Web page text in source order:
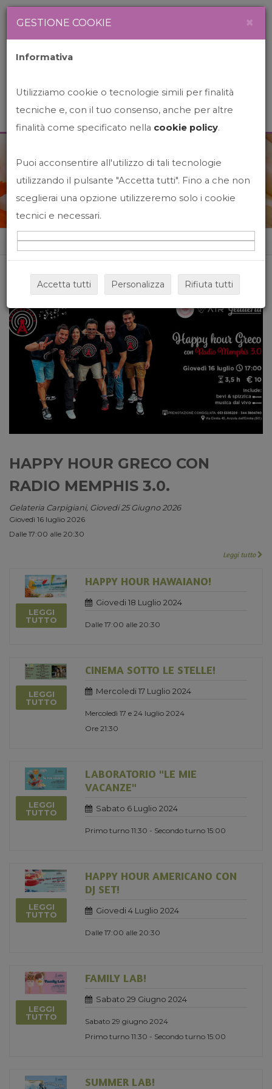
News&Events
Home News&events
HAPPY HOUR GRECO CON
RADIO MEMPHIS 3.0.
Gelateria Carpigiani, Giovedi 25 Giugno 2026
Giovedì 16 luglio 2026
Dalle 17:00 alle 20:30
Leggi tutto
LEGGI
TUTTO
HAPPY HOUR HAWAIANO!
Giovedi 18 Luglio 2024
Dalle 17:00 alle 20:30
LEGGI
TUTTO
CINEMA SOTTO LE STELLE!
Mercoledi 17 Luglio 2024
Mercoledì 17 e 24 luglio 2024
Ore 21:30
LEGGI
TUTTO
LABORATORIO "LE MIE
VACANZE"
Sabato 6 Luglio 2024
Primo turno 11:30 - Secondo turno 15:00
LEGGI
TUTTO
HAPPY HOUR AMERICANO CON
DJ SET!
Giovedi 4 Luglio 2024
Dalle 17:00 alle 20:30
LEGGI
TUTTO
FAMILY LAB!
Sabato 29 Giugno 2024
Sabato 29 giugno 2024
Primo turno 11:30 - Secondo turno 15:00
SUMMER LAB!
GESTIONE COOKIE ×
Informativa
Utilizziamo cookie o tecnologie simili per finalità
tecniche e, con il tuo consenso, anche per altre
finalità come specificato nella cookie policy.
Puoi acconsentire all'utilizzo di tali tecnologie
utilizzando il pulsante "Accetta tutti". Fino a che non
sceglierai una opzione utilizzeremo solo i cookie
tecnici e necessari.
Accetta tutti Personalizza Rifiuta tutti